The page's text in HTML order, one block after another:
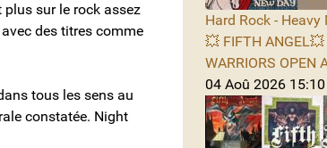
plus sur le rock assez
des titres comme
tous les sens au
constatée. Night
Hard Rock -
💥 FIFTH
WARRIORS OPEN
04 Aoû 2026